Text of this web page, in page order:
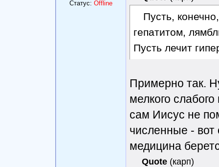
Статус: Offline
Пусть,
гепатитом,
Пусть лечит
Примерно так.
мелкого
сам Иисус не
численные -
медицина
Quote (карп)